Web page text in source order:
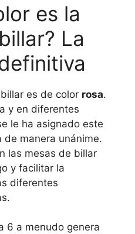
es la
La
es de color rosa.
y en diferentes
le ha asignado este
manera unánime.
las mesas de billar
y facilitar la
diferentes
6 a menudo genera